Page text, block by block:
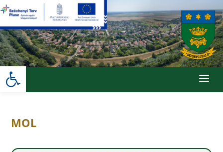
Skip
to
content
Eszköztár megnyitása a
MOL